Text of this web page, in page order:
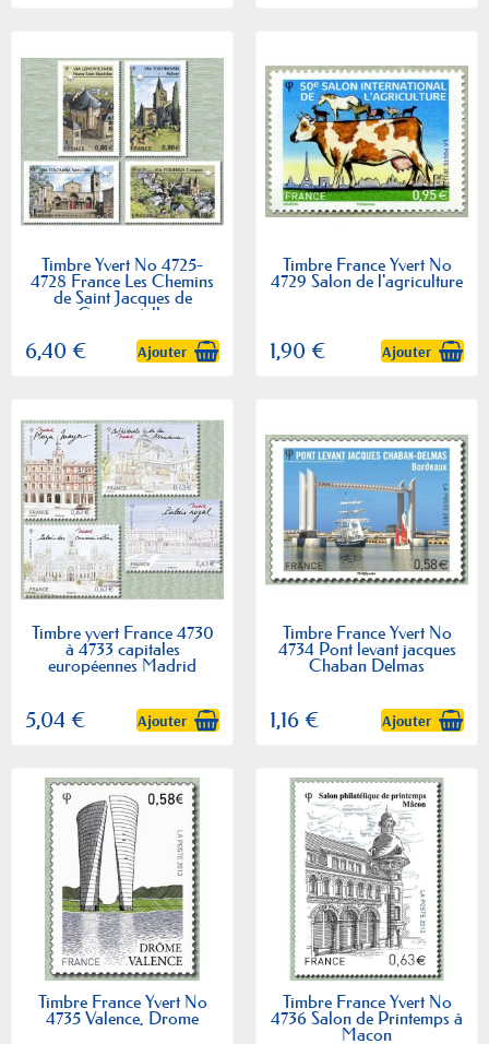
Timbre Yvert No 4725-
4728 France Les Chemins
de Saint Jacques de
Compostelle
6,40 € Ajouter
Timbre France Yvert No
4729 Salon de l'agriculture
1,90 € Ajouter
Timbre yvert France 4730
à 4733 capitales
européennes Madrid
5,04 € Ajouter
Timbre France Yvert No
4734 Pont levant jacques
Chaban Delmas
1,16 € Ajouter
Timbre France Yvert No
4735 Valence, Drome
Timbre France Yvert No
4736 Salon de Printemps à
Macon